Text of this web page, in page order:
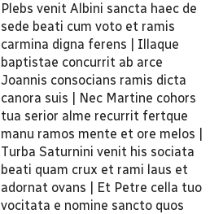
Plebs venit Albini sancta haec de
sede beati cum voto et ramis
carmina digna ferens | Illaque
baptistae concurrit ab arce
Joannis consocians ramis dicta
canora suis | Nec Martine cohors
tua serior alme recurrit fertque
manu ramos mente et ore melos |
Turba Saturnini venit his sociata
beati quam crux et rami laus et
adornat ovans | Et Petre cella tuo
vocitata e nomine sancto quos